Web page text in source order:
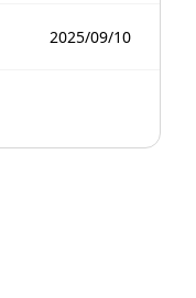
2025/09/10